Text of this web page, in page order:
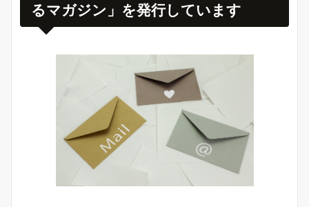
るマガジン」を発行しています